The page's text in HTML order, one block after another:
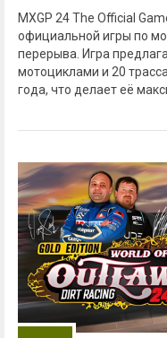
MXGP 24 The Official
официальной игры по
перерыва. Игра
мотоциклами и 20
года, что делает её